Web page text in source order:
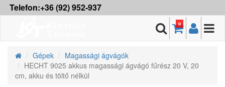
Telefon:+36 (92) 952-937
0
Gépek
Magassági ágvágók
HECHT 9025 akkus magassági ágvágó fűrész 20 V, 20
cm, akku és töltő nélkül